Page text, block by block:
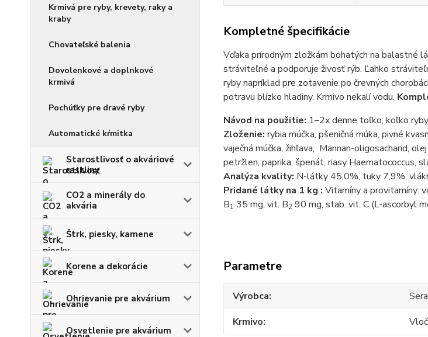
Krmivá pre ryby, krevety, raky a
kraby
Chovateľské balenia
Dovolenkové a doplnkové
krmivá
Pochúťky pre dravé ryby
Automatické kŕmitka
Starostlivosť o akváriové
rastliny
CO2 a minerály do
akvária
Štrk, piesky, kamene
Korene a dekorácie
Ohrievanie pre akvárium
Osvetlenie pre akvárium
Kompletné špecifikácie
Vďaka prírodným zložkám bohatých na balastné
stráviteľné a podporuje živosť rýb. Ľahko
ryby napríklad pre zotavenie po črevných
potravu blízko hladiny. Krmivo nekalí vodu.
Návod na použitie: 1–2x denne toľko, koľko
Zloženie: rybia múčka, pšeničná múka, pivné
vaječná múčka, žihľava, Mannan-oligosacharid,
petržlen, paprika, špenát, riasy Haematococcus,
Analýza kvality: N-látky 45,0%, tuky 7,9%,
Pridané látky na 1 kg : Vitamíny a provitamíny:
B1 35 mg, vit. B2 90 mg, stab. vit. C (L-ascorbyl
Parametre
Výrobca
Sera
Krmivo